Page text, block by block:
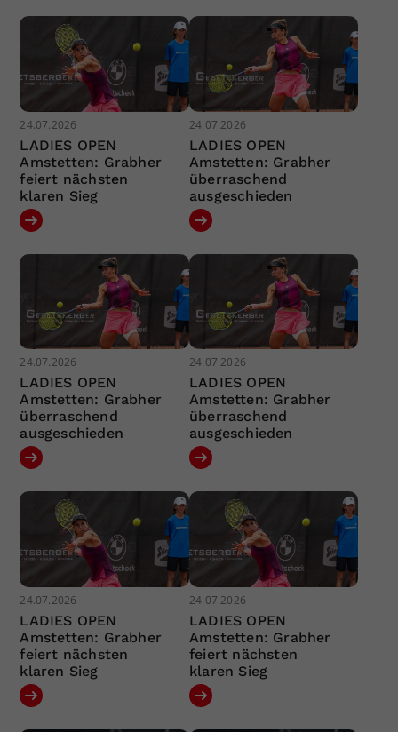
24.07.2026
LADIES OPEN
Amstetten: Grabher
feiert nächsten
klaren Sieg
24.07.2026
LADIES OPEN
Amstetten: Grabher
überraschend
ausgeschieden
24.07.2026
LADIES OPEN
Amstetten: Grabher
überraschend
ausgeschieden
24.07.2026
LADIES OPEN
Amstetten: Grabher
überraschend
ausgeschieden
24.07.2026
LADIES OPEN
Amstetten: Grabher
feiert nächsten
klaren Sieg
24.07.2026
LADIES OPEN
Amstetten: Grabher
feiert nächsten
klaren Sieg